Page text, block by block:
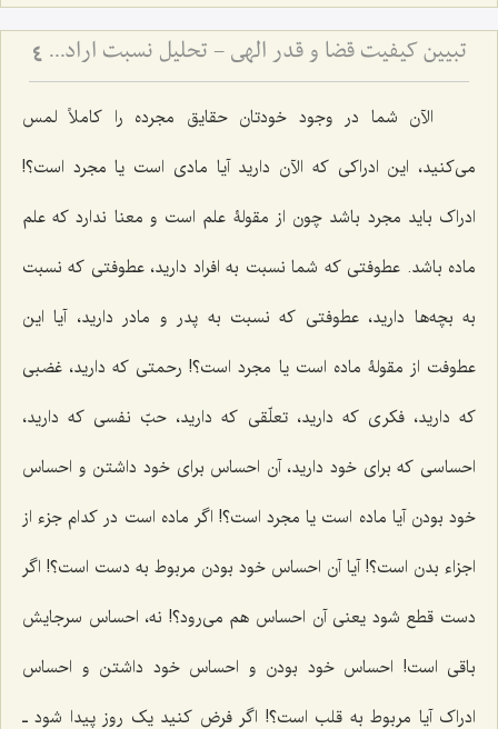
تبیین کیفیت قضا و قدر الهی - تحلیل نسبت اراده پروردگار با تعینات و تشخصات عالم 4
الآن شما در وجود خودتان حقایق مجرده را کاملاً لمس
مى‌کنید، این ادراکى که الآن دارید آیا مادى است یا مجرد است؟!
ادراک باید مجرد باشد چون از مقولۀ علم است و معنا ندارد که علم
ماده باشد. عطوفتى که شما نسبت به افراد دارید، عطوفتى که نسبت
به بچه‌ها دارید، عطوفتى که نسبت به پدر و مادر دارید، آیا این
عطوفت از مقولۀ ماده است یا مجرد است؟! رحمتى که دارید، غضبى
که دارید، فکرى که دارید، تعلّقى که دارید، حبّ نفسى که دارید،
احساسى که براى خود دارید، آن احساس براى خود داشتن و احساس
خود بودن آیا ماده است یا مجرد است؟! اگر ماده است در کدام جزء از
اجزاء بدن است؟! آیا آن احساس خود بودن مربوط به دست است؟! اگر
دست قطع شود یعنى آن احساس هم مى‌رود؟! نه، احساس سرجایش
باقى است! احساس خود بودن و احساس خود داشتن و احساس
ادراک آیا مربوط به قلب است؟! اگر فرض کنید یک روز پیدا شود ـ